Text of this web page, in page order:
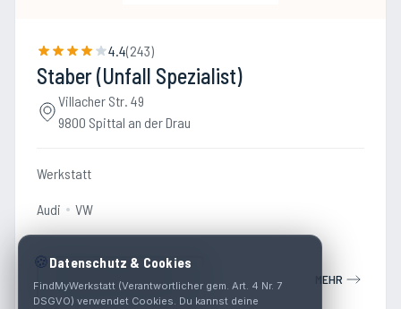
4.4(243)
Staber (Unfall Spezialist)
Villacher Str. 49
9800 Spittal an der Drau
Werkstatt
Audi VW
Termin vereinbaren MEHR
🍪 Datenschutz & Cookies
FindMyWerkstatt (Verantwortlicher gem. Art. 4 Nr. 7
DSGVO) verwendet Cookies. Du kannst deine